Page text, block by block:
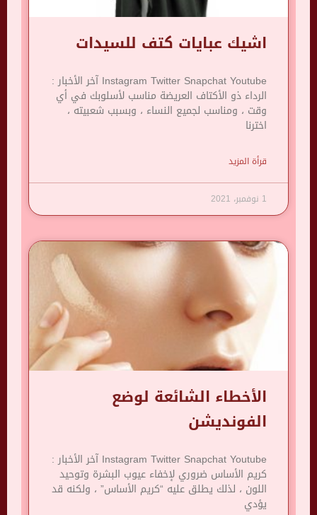
اشيك عبايات كتف للسيدات
Instagram Twitter Snapchat Youtube آخر الأخبار :
الرداء ذو ​​الأكتاف العريضة مناسب لأسلوبك في أي
وقت ، ومناسب لجميع النساء ، وبسبب شعبيته ،
اخترنا
قرأة المزيد
1 نوفمبر، 2021
الأخطاء الشائعة لوضع
الفونديشن
Instagram Twitter Snapchat Youtube آخر الأخبار :
كريم الأساس ضروري لإخفاء عيوب البشرة وتوحيد
اللون ، لذلك يطلق عليه “كريم الأساس” ، ولكنه قد
يؤدي